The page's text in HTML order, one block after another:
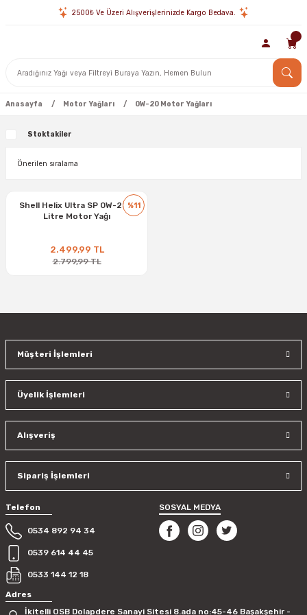
2500₺ Ve Üzeri Alışverişlerinizde Kargo Bedava.
Anasayfa Motor Yağları 0W-20 Motor Yağları
Stoktakiler
%11
Shell Helix Ultra SP 0W-20 5
Litre Motor Yağı
2.499,99 TL
2.799,99 TL
Müşteri İşlemleri
Üyelik İşlemleri
Alışveriş
Sipariş İşlemleri
Telefon
0534 892 94 34
0539 614 44 45
0533 144 12 18
SOSYAL MEDYA
Adres
İkitelli OSB Dolapdere Sanayi Sitesi 8.ada no:45-46 Başakşehir -